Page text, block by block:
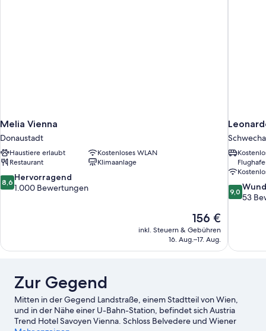
Melia Vienna
Donaustadt
Haustiere erlaubt
Kostenloses WLAN
Restaurant
Klimaanlage
8.6
von
8,6 Hervorragend
1.000 Bewertungen
Der
Preis
beträgt
156 €
inkl. Steuern & Gebühren
16. Aug.–17. Aug.
9.0
von
9,0
53
Zur Gegend
Mitten in der Gegend Landstraße, einem Stadtteil von Wien,
und in der Nähe einer U-Bahn-Station, befindet sich Austria
Trend Hotel Savoyen Vienna. Schloss Belvedere und Wiener